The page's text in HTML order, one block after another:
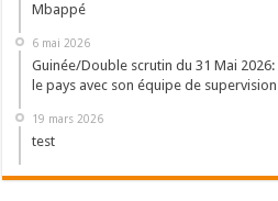
Mbappé
6 mai 2026
Guinée/Double scrutin du 31 Mai
le pays avec son équipe de supervision
19 mars 2026
test